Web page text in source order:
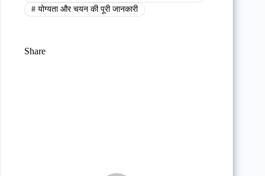
#योग्यता और चयन की पूरी जानकारी
Share